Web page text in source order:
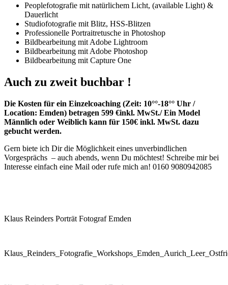
Peoplefotografie mit natürlichem Licht, (available Light) &
Dauerlicht
Studiofotografie mit Blitz, HSS-Blitzen
Professionelle Portraitretusche in Photoshop
Bildbearbeitung mit Adobe Lightroom
Bildbearbeitung mit Adobe Photoshop
Bildbearbeitung mit Capture One
Auch zu zweit buchbar !
Die Kosten für ein Einzelcoaching (Zeit: 10°°-18°° Uhr /
Location: Emden) betragen 599 €inkl. MwSt./ Ein Model
Männlich oder Weiblich kann für 150€ inkl. MwSt. dazu
gebucht werden.
Gern biete ich Dir die Möglichkeit eines unverbindlichen
Vorgesprächs – auch abends, wenn Du möchtest! Schreibe mir bei
Interesse einfach eine Mail oder rufe mich an! 0160 9080942085
Klaus Reinders Porträt Fotograf Emden